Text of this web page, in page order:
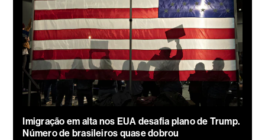
Imigração em alta nos EUA desafia plano de Trump.
Número de brasileiros quase dobrou